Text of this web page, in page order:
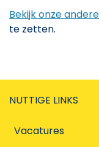
Bekijk onze
te zetten.
NUTTIGE LINKS
Vacatures